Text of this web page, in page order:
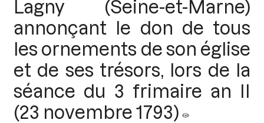
Lagny (Seine-et-Marne)
annonçant le don de tous
les ornements de son église
et de ses trésors, lors de la
séance du 3 frimaire an II
(23 novembre 1793)